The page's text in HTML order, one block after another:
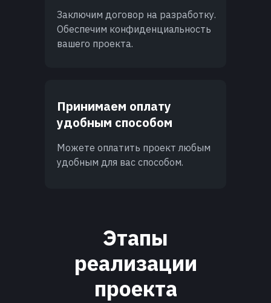
Заключим договор на разработку.
Обеспечим конфиденциальность
вашего проекта.
Принимаем оплату
удобным способом
Можете оплатить проект любым
удобным для вас способом.
Этапы
реализации
проекта